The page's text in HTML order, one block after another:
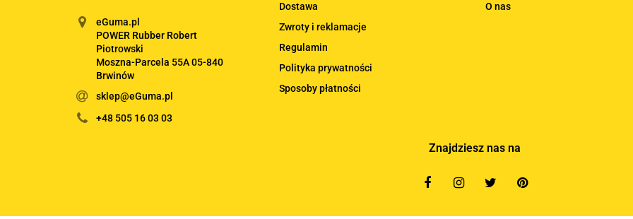
eGuma.pl
POWER Rubber Robert
Piotrowski
Moszna-Parcela 55A 05-840
Brwinów
sklep@eGuma.pl
+48 505 16 03 03
Dostawa
Zwroty i reklamacje
Regulamin
Polityka prywatności
Sposoby płatności
O nas
Znajdziesz nas na